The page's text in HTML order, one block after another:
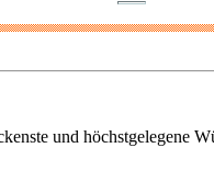
und höchstgelegene